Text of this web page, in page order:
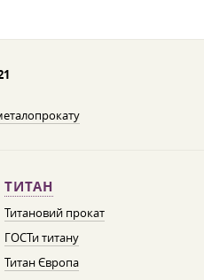
ТИТАН
Титановий прокат
ГОСТи титану
Титан Європа